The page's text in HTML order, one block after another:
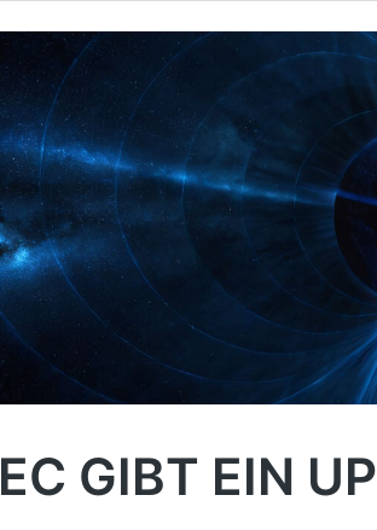
GIBT EIN